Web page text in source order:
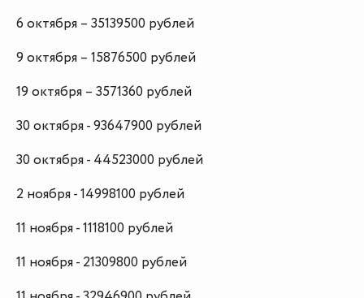
6 октября – 35139500 рублей
9 октября – 15876500 рублей
19 октября – 3571360 рублей
30 октября - 93647900 рублей
30 октября - 44523000 рублей
2 ноября - 14998100 рублей
11 ноября - 1118100 рублей
11 ноября - 21309800 рублей